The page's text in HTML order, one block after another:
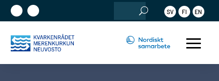
efter:
SV FI EN